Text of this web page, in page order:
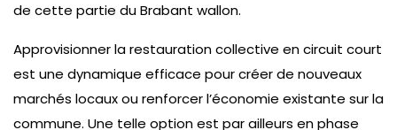
de cette partie du Brabant wallon.
Approvisionner la restauration collective en circuit court
est une dynamique efficace pour créer de nouveaux
marchés locaux ou renforcer l’économie existante sur la
commune. Une telle option est par ailleurs en phase